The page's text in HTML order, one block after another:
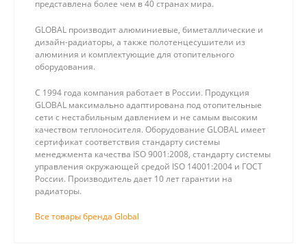
представлена более чем в 40 странах мира.
GLOBAL производит алюминиевые, биметаллические и
дизайн-радиаторы, а также полотенцесушители из
алюминия и комплектующие для отопительного
оборудования.
С 1994 года компания работает в России. Продукция
GLOBAL максимально адаптирована под отопительные
сети с нестабильным давлением и не самым высоким
качеством теплоносителя. Оборудование GLOBAL имеет
сертификат соответствия стандарту системы
менеджмента качества ISO 9001:2008, стандарту системы
управления окружающей средой ISO 14001:2004 и ГОСТ
России. Производитель дает 10 лет гарантии на
радиаторы.
Все товары бренда Global